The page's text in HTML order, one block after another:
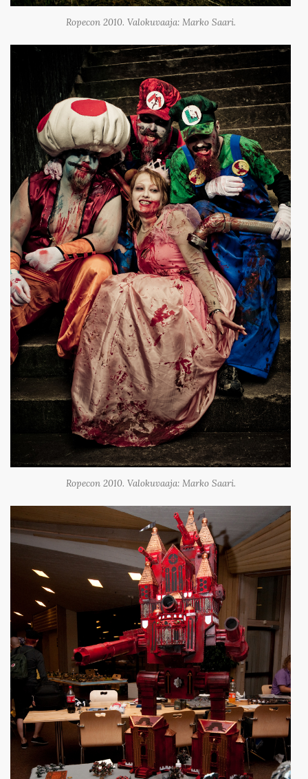
Ropecon 2010. Valokuvaaja: Marko Saari.
Ropecon 2010. Valokuvaaja: Marko Saari.